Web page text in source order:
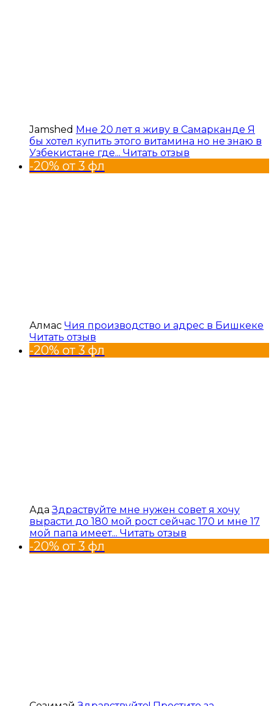
Jamshed Мне 20 лет я живу в Самарканде Я
бы хотел купить этого витамина но не знаю в
Узбекистане где... Читать отзыв
-20% от 3 фл
Алмас Чия производство и адрес в Бишкеке
Читать отзыв
-20% от 3 фл
Ада Здраствуйте мне нужен совет я хочу
вырасти до 180 мой рост сейчас 170 и мне 17
мой папа имеет... Читать отзыв
-20% от 3 фл